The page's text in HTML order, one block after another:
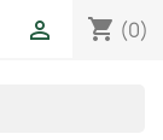
shopping_cart (0)
